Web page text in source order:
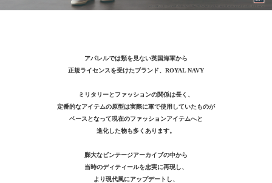
アパレルでは類を見ない英国海軍から
正規ライセンスを受けたブランド、ROYAL NAVY
ミリタリーとファッションの関係は長く、
定番的なアイテムの原型は実際に軍で使用していたものが
ベースとなって現在のファッションアイテムへと
進化した物も多くあります。
膨大なビンテージアーカイブの中から
当時のディティールを忠実に再現し、
より現代風にアップデートし、